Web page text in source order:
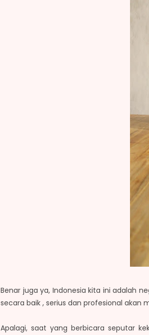
Benar juga ya, Indonesia kita ini adalah
secara baik , serius dan profesional akan
Apalagi, saat yang berbicara seputar